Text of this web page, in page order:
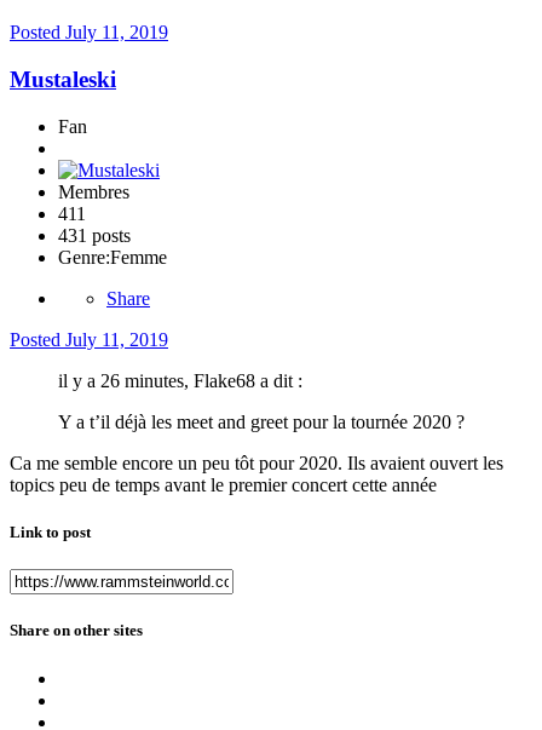
Posted July 11, 2019
Mustaleski
Fan
Membres
411
431 posts
Genre:Femme
Share
Posted July 11, 2019
il y a 26 minutes, Flake68 a dit :
Y a t’il déjà les meet and greet pour la tournée 2020 ?
Ca me semble encore un peu tôt pour 2020. Ils avaient ouvert les
topics peu de temps avant le premier concert cette année
Link to post
Share on other sites